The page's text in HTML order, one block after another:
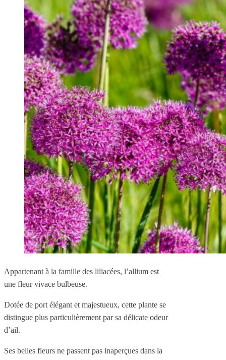
Appartenant à la famille des liliacées, l’allium est
une fleur vivace bulbeuse.
Dotée de port élégant et majestueux, cette plante se
distingue plus particulièrement par sa délicate odeur
d’ail.
Ses belles fleurs ne passent pas inaperçues dans la